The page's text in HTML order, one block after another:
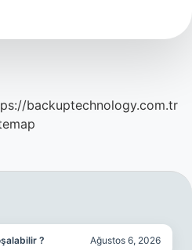
backuptechnology.com.tr
? Ağustos 6, 2026